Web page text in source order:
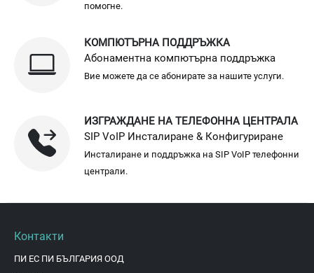
помогне.
КОМПЮТЪРНА ПОДДРЪЖКА
Абонаментна компютърна поддръжка
Вие можете да се абонирате за нашите услуги.
ИЗГРАЖДАНЕ НА ТЕЛЕФОННА ЦЕНТРАЛА
SIP VoIP Инсталиране & Конфигуриране
Инсталиране и поддръжка на SIP VoIP телефонни
централи.
Контакти
ПИ ЕС ПИ БЪЛГАРИЯ ООД